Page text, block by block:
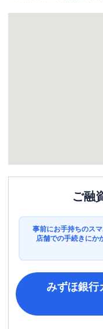
ご融
事前にお手持ちのス
店舗での手続きにか
みずほ銀行